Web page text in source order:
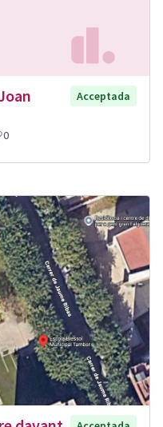
Acceptada
0